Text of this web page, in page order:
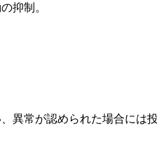
抑制。
異常が認められた場合には